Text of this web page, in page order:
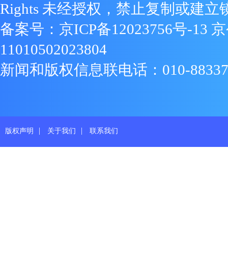
Rights 未经授权，禁止复制或建立
备案号： 京ICP备12023756号-13
11010502023804
新闻和版权信息联电话：010-
版权声明 | 关于我们 | 联系我们